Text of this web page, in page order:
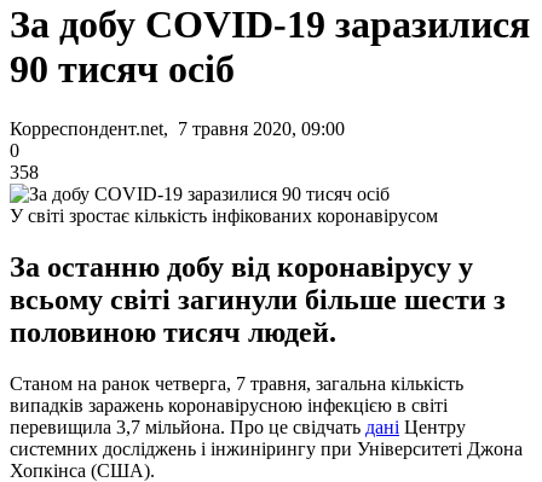
За добу COVID-19 заразилися
90 тисяч осіб
Корреспондент.net, 7 травня 2020, 09:00
0
358
У світі зростає кількість інфікованих коронавірусом
За останню добу від коронавірусу у
всьому світі загинули більше шести з
половиною тисяч людей.
Станом на ранок четверга, 7 травня, загальна кількість
випадків заражень коронавірусною інфекцією в світі
перевищила 3,7 мільйона. Про це свідчать дані Центру
системних досліджень і інжинірингу при Університеті Джона
Хопкінса (США).